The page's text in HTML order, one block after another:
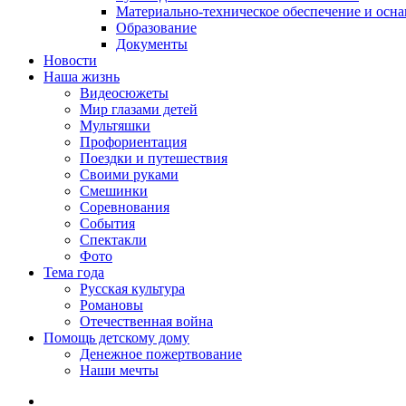
Материально-техническое обеспечение и
Образование
Документы
Новости
Наша жизнь
Видеосюжеты
Мир глазами детей
Мультяшки
Профориентация
Поездки и путешествия
Своими руками
Смешинки
Соревнования
События
Спектакли
Фото
Тема года
Русская культура
Романовы
Отечественная война
Помощь детскому дому
Денежное пожертвование
Наши мечты